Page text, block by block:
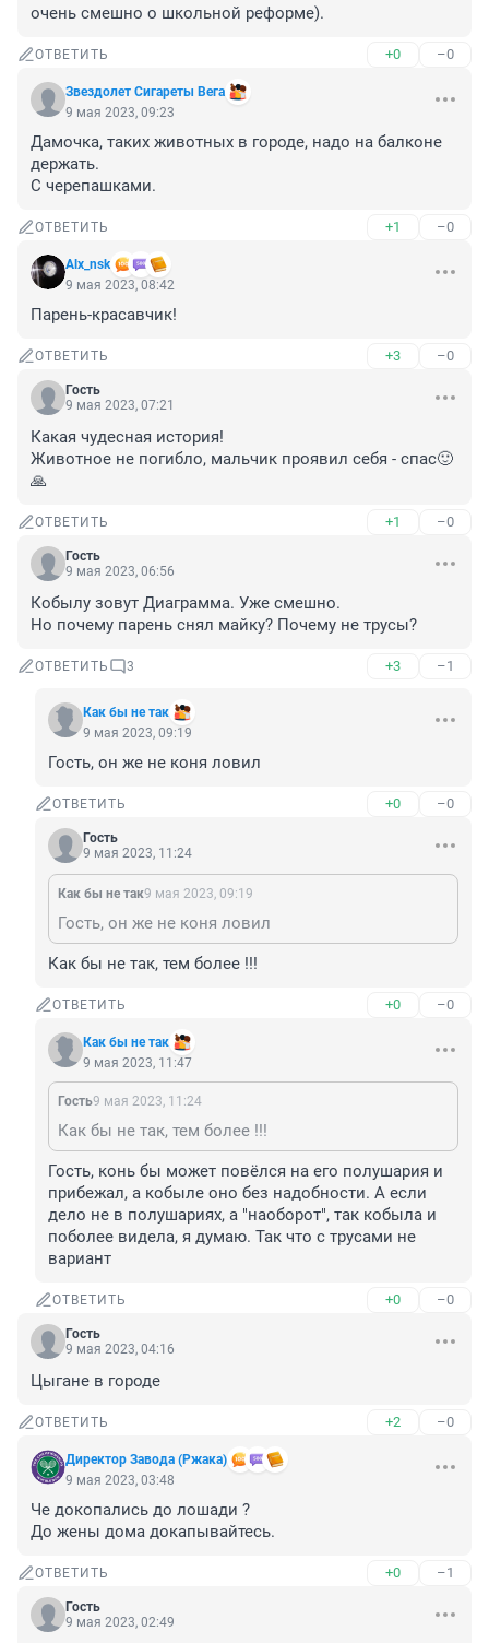
очень смешно о школьной реформе).
ОТВЕТИТЬ +0 –0
Звездолет Сигареты Вега
9 мая 2023, 09:23
Дамочка, таких животных в городе, надо на балконе
держать.
С черепашками.
ОТВЕТИТЬ +1 –0
Alx_nsk
9 мая 2023, 08:42
Парень-красавчик!
ОТВЕТИТЬ +3 –0
Гость
9 мая 2023, 07:21
Какая чудесная история!
Животное не погибло, мальчик проявил себя - спас🙂
🙏
ОТВЕТИТЬ +1 –0
Гость
9 мая 2023, 06:56
Кобылу зовут Диаграмма. Уже смешно.
Но почему парень снял майку? Почему не трусы?
ОТВЕТИТЬ 3 +3 –1
Как бы не так
9 мая 2023, 09:19
Гость, он же не коня ловил
ОТВЕТИТЬ +0 –0
Гость
9 мая 2023, 11:24
Как бы не так9 мая 2023, 09:19
Гость, он же не коня ловил
Как бы не так, тем более !!!
ОТВЕТИТЬ +0 –0
Как бы не так
9 мая 2023, 11:47
Гость9 мая 2023, 11:24
Как бы не так, тем более !!!
Гость, конь бы может повëлся на его полушария и
прибежал, а кобыле оно без надобности. А если
дело не в полушариях, а "наоборот", так кобыла и
поболее видела, я думаю. Так что с трусами не
вариант
ОТВЕТИТЬ +0 –0
Гость
9 мая 2023, 04:16
Цыгане в городе
ОТВЕТИТЬ +2 –0
Директор Завода (Ржака)
9 мая 2023, 03:48
Че докопались до лошади ?
До жены дома докапывайтесь.
ОТВЕТИТЬ +0 –1
Гость
9 мая 2023, 02:49